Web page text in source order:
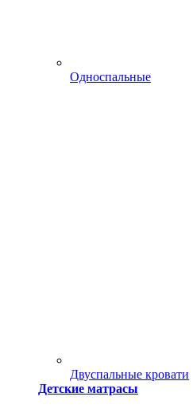
Односпальные
Двуспальные кровати
Детские матрасы